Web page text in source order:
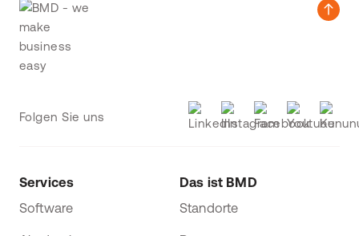
Folgen Sie uns
Services
Software
Das ist BMD
Standorte